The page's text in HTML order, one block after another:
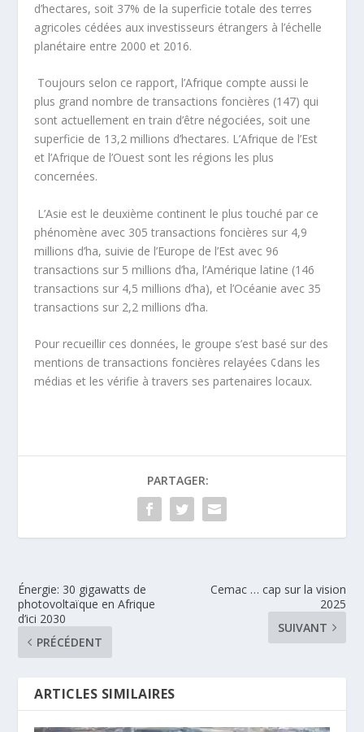
d’hectares, soit 37% de la superficie totale des terres
agricoles cédées aux investisseurs étrangers à l’échelle
planétaire entre 2000 et 2016.
Toujours selon ce rapport, l’Afrique compte aussi le
plus grand nombre de transactions foncières (147) qui
sont actuellement en train d’être négociées, soit une
superficie de 13,2 millions d’hectares. L’Afrique de l’Est
et l’Afrique de l’Ouest sont les régions les plus
concernées.
L’Asie est le deuxième continent le plus touché par ce
phénomène avec 305 transactions foncières sur 4,9
millions d’ha, suivie de l’Europe de l’Est avec 96
transactions sur 5 millions d’ha, l’Amérique latine (146
transactions sur 4,5 millions d’ha), et l’Océanie avec 35
transactions sur 2,2 millions d’ha.
Pour recueillir ces données, le groupe s’est basé sur des
mentions de transactions foncières relayées ¢dans les
médias et les vérifie à travers ses partenaires locaux.
PARTAGER:
Énergie: 30 gigawatts de
photovoltaïque en Afrique
d’ici 2030
PRÉCÉDENT
Cemac … cap sur la vision
2025
SUIVANT
ARTICLES SIMILAIRES